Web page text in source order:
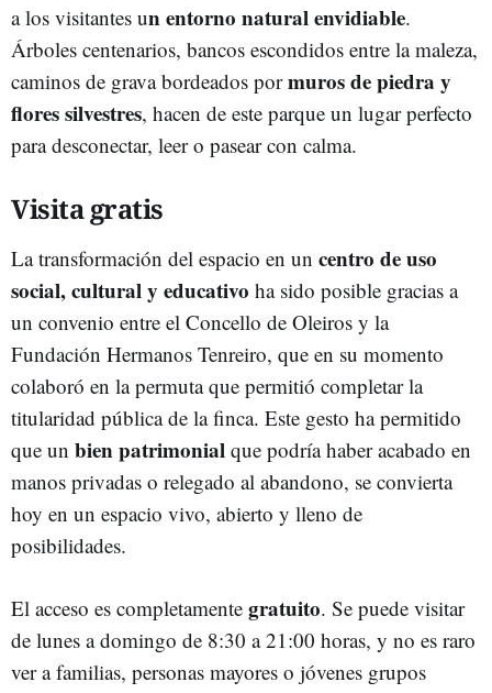
a los visitantes un entorno natural envidiable.
Árboles centenarios, bancos escondidos entre la maleza,
caminos de grava bordeados pormuros de piedra y
flores silvestres, hacen de este parque un lugar perfecto
para desconectar, leer o pasear con calma.
Visita gratis
La transformación del espacio en un centro de uso
social, cultural y educativo ha sido posible gracias a
un convenio entre el Concello de Oleiros y la
Fundación Hermanos Tenreiro, que en su momento
colaboró en la permuta que permitió completar la
titularidad pública de la finca. Este gesto ha permitido
que un bien patrimonial que podría haber acabado en
manos privadas o relegado al abandono, se convierta
hoy en un espacio vivo, abierto y lleno de
posibilidades.
El acceso es completamente gratuito. Se puede visitar
de lunes a domingo de 8:30 a 21:00 horas, y no es raro
ver a familias, personas mayores o jóvenes grupos